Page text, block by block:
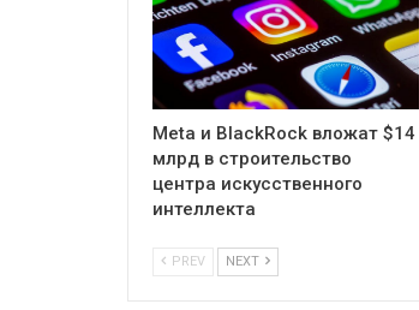
Meta и BlackRock вложат $14
млрд в строительство
центра искусственного
интеллекта
PREV NEXT